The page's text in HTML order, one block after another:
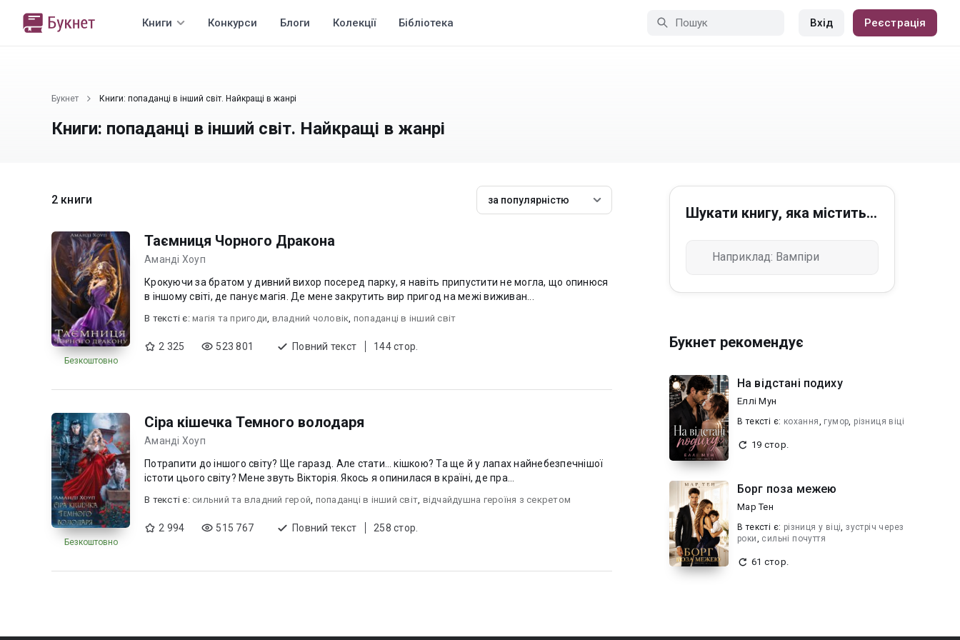
Книги Конкурси Блоги Колекції Бібліотека Вхід Реєстрація
Букнет Книги: попаданці в інший світ. Найкращі в жанрі
Книги: попаданці в інший світ. Найкращі в жанрі
2 книги за популярністю
Безкоштовно
Таємниця Чорного Дракона
Аманді Хоуп
Крокуючи за братом у дивний вихор посеред парку, я навіть припустити не могла, що опинюся
в іншому світі, де панує магія. Де мене закрутить вир пригод на межі виживан...
В текcті є: магія та пригоди, владний чоловік, попаданці в інший світ
2 325 523 801 Повний текст 144 стор.
Безкоштовно
Сіра кішечка Темного володаря
Аманді Хоуп
Потрапити до іншого світу? Ще гаразд. Але стати… кішкою? Та ще й у лапах найнебезпечнішої
істоти цього світу? Мене звуть Вікторія. Якось я опинилася в країні, де пра...
В текcті є: сильний та владний герой, попаданці в інший світ, відчайдушна героїня з секретом
2 994 515 767 Повний текст 258 стор.
Шукати книгу, яка містить...
Букнет рекомендує
На відстані подиху
Еллі Мун
В текcті є: кохання, гумор, різниця віці
19 стор.
Борг поза межею
Мар Тен
В текcті є: різниця у віці,зустріч через
роки, сильні почуття
61 стор.